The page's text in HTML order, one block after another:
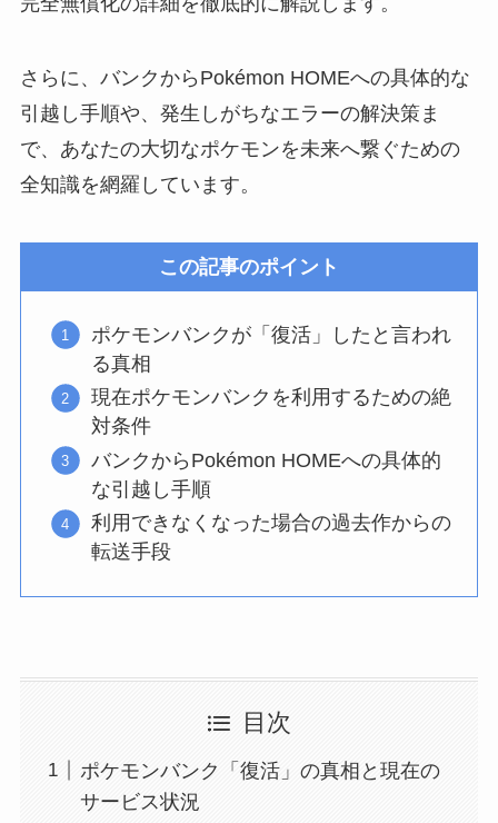
さらに、バンクからPokémon HOMEへの具体的な
引越し手順や、発生しがちなエラーの解決策ま
で、あなたの大切なポケモンを未来へ繋ぐための
全知識を網羅しています。
この記事のポイント
ポケモンバンクが「復活」したと言われ
る真相
現在ポケモンバンクを利用するための絶
対条件
バンクからPokémon HOMEへの具体的
な引越し手順
利用できなくなった場合の過去作からの
転送手段
目次
ポケモンバンク「復活」の真相と現在の
サービス状況